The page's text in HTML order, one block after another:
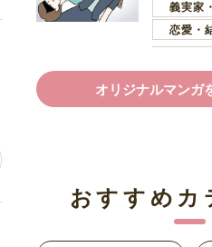
ます夫
義実家
恋愛・
オリジナルマンガ
おすすめカ